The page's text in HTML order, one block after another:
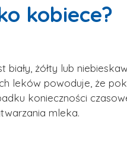
kobiece?
żółty lub
leków powoduje, że
konieczności
mleka.